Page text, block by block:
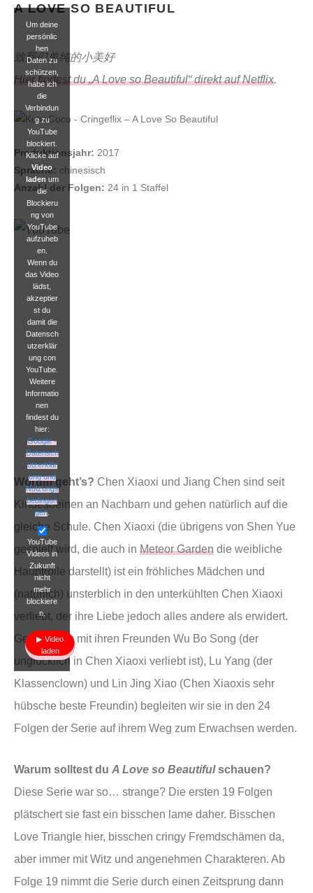
A LOVE SO BEAUTIFUL
致我们单纯的小美好
Hier findest du „A Love so Beautiful“ direkt auf Netflix.
Produktionsjahr: 2017
Sprache: chinesisch
Anzahl der Folgen: 24 in 1 Staffel
Um deine
persönlic
hen
Daten zu
schützen,
habe ich
die
Verbindun
g zu
YouTube
blockiert.
Klicke auf
Video
laden um
die
Blockieru
ng von
YouTube
aufzuheb
en.
Wenn du
das Video
lädst,
akzeptier
st du
damit die
Datensch
utzerklär
ung con
YouTube.
Weitere
Informatio
nen
findest du
hier:
Google -
Datensch
utzerklär
ung und
Nutzungs
bedingun
gen.
YouTube
Videos in
Zukunft
nicht
mehr
blockiere
n.
Video
laden
Worum geht’s? Chen Xiaoxi und Jiang Chen sind seit
Kindesbeinen an Nachbarn und gehen natürlich auf die
gleiche Schule. Chen Xiaoxi (die übrigens von Shen Yue
gespielt wird, die auch in Meteor Garden die weibliche
Hauptrolle darstellt) ist ein fröhliches Mädchen und
(natürlich) unsterblich in den unterkühlten Chen Xiaoxi
verliebt, der ihre Liebe jedoch alles andere als erwidert.
Gemeinsam mit ihren Freunden Wu Bo Song (der
unglücklich in Chen Xiaoxi verliebt ist), Lu Yang (der
Klassenclown) und Lin Jing Xiao (Chen Xiaoxis sehr
hübsche beste Freundin) begleiten wir sie in den 24
Folgen der Serie auf ihrem Weg zum Erwachsen werden.
Warum solltest du A Love so Beautifulschauen?
Diese Serie war so… strange? Die ersten 19 Folgen
plätschert sie fast ein bisschen lame daher. Bisschen
Love Triangle hier, bisschen cringy Fremdschämen da,
aber immer mit Witz und angenehmen Charakteren. Ab
Folge 19 nimmt die Serie durch einen Zeitsprung dann